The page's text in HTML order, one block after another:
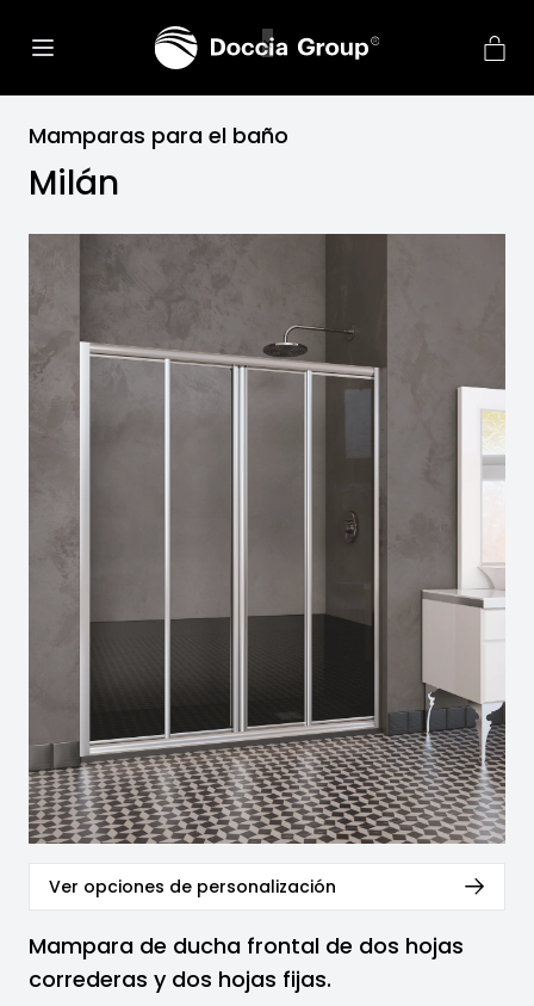
Mamparas para el baño
Milán
Ver opciones de personalización
Mampara de ducha frontal de dos hojas
correderas y dos hojas fijas.